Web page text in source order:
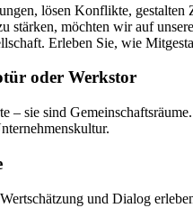
lösen Konflikte,
stärken, möchten wir auf
Erleben Sie, wie
oder Werkstor
– sie sind
und Dialog